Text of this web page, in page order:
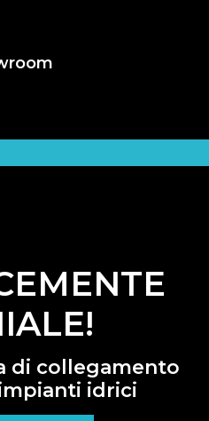
di collegamento
idrici